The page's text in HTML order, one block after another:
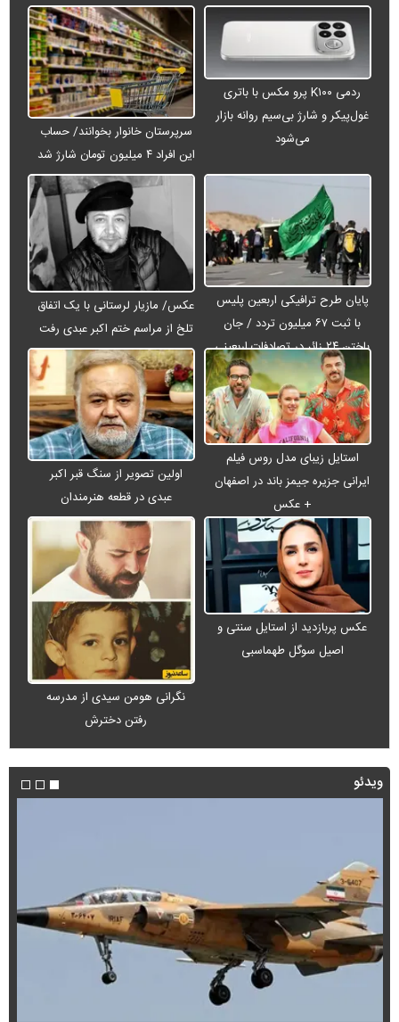
ردمی K۱۰۰ پرو مکس با باتری
غول‌پیکر و شارژ بی‌سیم روانه بازار
می‌شود
سرپرستان خانوار بخوانند/ حساب
این افراد ۴ میلیون تومان شارژ شد
پایان طرح ترافیکی اربعین پلیس
با ثبت ۶۷ میلیون تردد / جان
باختن ۲۴ زائر در تصادفات اربعینی
عکس/ مازیار لرستانی با یک اتفاق
تلخ از مراسم ختم اکبر عبدی رفت
استایل زیبای مدل روس فیلم
ایرانی جزیره جیمز باند در اصفهان
+ عکس
اولین تصویر از سنگ قبر اکبر
عبدی در قطعه هنرمندان
عکس پربازدید از استایل سنتی و
اصیل سوگل طهماسبی
نگرانی هومن سیدی از مدرسه
رفتن دخترش
ویدئو